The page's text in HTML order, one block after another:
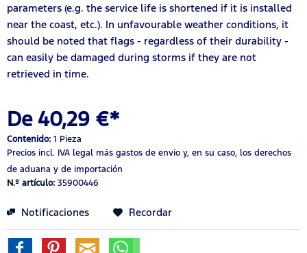
parameters (e.g. the service life is shortened if it is installed
near the coast, etc.). In unfavourable weather conditions, it
should be noted that flags - regardless of their durability -
can easily be damaged during storms if they are not
retrieved in time.
De 40,29 €*
Contenido: 1 Pieza
Precios incl. IVA legal más gastos de envío y, en su caso, los derechos
de aduana y de importación
N.º artículo: 35900446
Notificaciones Recordar